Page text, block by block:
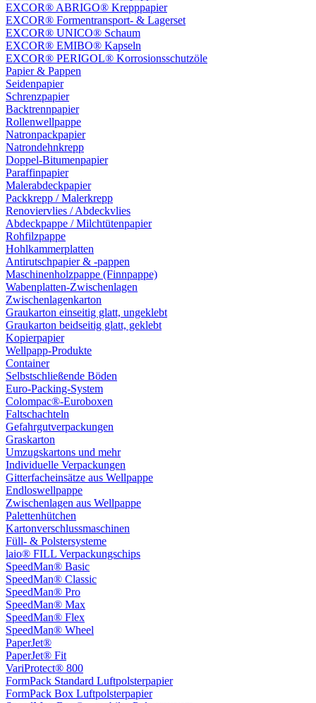
EXCOR® ABRIGO® Krepppapier
EXCOR® Formentransport- & Lagerset
EXCOR® UNICO® Schaum
EXCOR® EMIBO® Kapseln
EXCOR® PERIGOL® Korrosionsschutzöle
Papier & Pappen
Seidenpapier
Schrenzpapier
Backtrennpapier
Rollenwellpappe
Natronpackpapier
Natrondehnkrepp
Doppel-Bitumenpapier
Paraffinpapier
Malerabdeckpapier
Packkrepp / Malerkrepp
Renoviervlies / Abdeckvlies
Abdeckpappe / Milchtütenpapier
Rohfilzpappe
Hohlkammerplatten
Antirutschpapier & -pappen
Maschinenholzpappe (Finnpappe)
Wabenplatten-Zwischenlagen
Zwischenlagenkarton
Graukarton einseitig glatt, ungeklebt
Graukarton beidseitig glatt, geklebt
Kopierpapier
Wellpapp-Produkte
Container
Selbstschließende Böden
Euro-Packing-System
Colompac®-Euroboxen
Faltschachteln
Gefahrgutverpackungen
Graskarton
Umzugskartons und mehr
Individuelle Verpackungen
Gitterfacheinsätze aus Wellpappe
Endloswellpappe
Zwischenlagen aus Wellpappe
Palettenhütchen
Kartonverschlussmaschinen
Füll- & Polstersysteme
laio® FILL Verpackungschips
SpeedMan® Basic
SpeedMan® Classic
SpeedMan® Pro
SpeedMan® Max
SpeedMan® Flex
SpeedMan® Wheel
PaperJet®
PaperJet® Fit
VariProtect® 800
FormPack Standard Luftpolsterpapier
FormPack Box Luftpolsterpapier